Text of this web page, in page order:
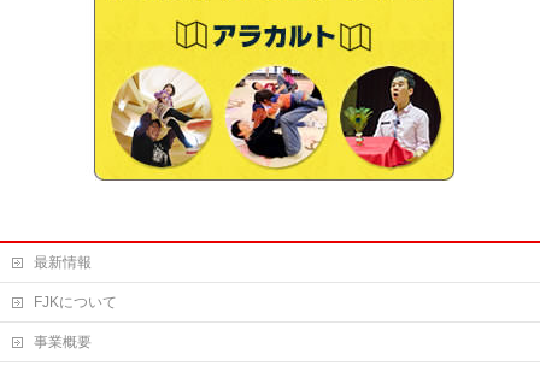
最新情報
FJKについて
事業概要